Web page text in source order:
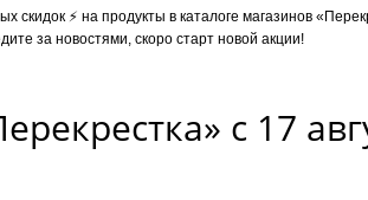
скидок ⚡️ на продукты в каталоге магазинов
за новостями, скоро старт новой акции!
с 17